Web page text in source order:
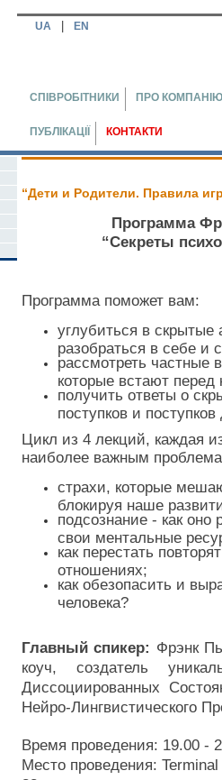
UA EN
СПІВРОБІТНИКИ ПРО КОМПАНІЮ
ПУБЛІКАЦІЇ КОНТАКТИ
“Дети и Родители. Правила
Программа
“Секреты
Программа поможет вам:
углубиться в скрытые
разобраться в себе и
рассмотреть частные
которые встают
получить ответы о
поступков и поступков
Цикл из 4 лекций, каждая
наиболее важным
страхи, которые
блокируя наше
подсознание - как оно
свои ментальные
как перестать
отношениях;
как обезопасить и
человека?
Главный спикер: Фрэнк
коуч, создатель
Диссоциированных
Нейро-Лингвистического
Время проведения: 19.00 -
Место проведения: